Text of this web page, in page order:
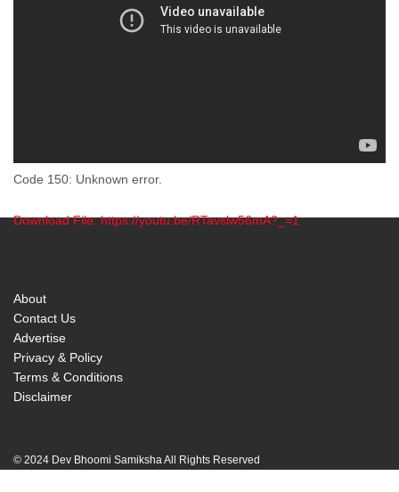
Code 150: Unknown error.
Download File: https://youtu.be/RTavslw56mA?_=1
About
Contact Us
Advertise
Privacy & Policy
Terms & Conditions
Disclaimer
© 2024 Dev Bhoomi Samiksha All Rights Reserved